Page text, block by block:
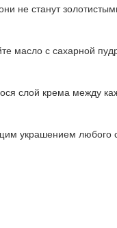
не станут
масло с сахарной
слой крема между
украшением любого